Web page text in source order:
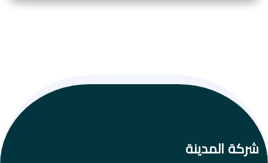
شركة المدينة